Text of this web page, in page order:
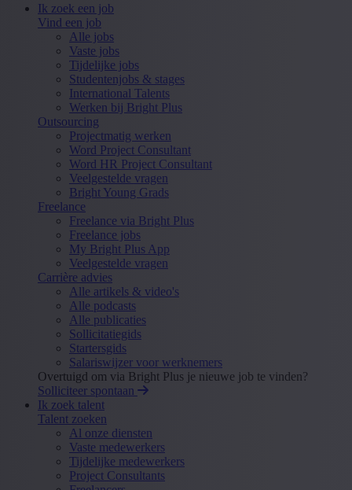
Ik zoek een job
Vind een job
Alle jobs
Vaste jobs
Tijdelijke jobs
Studentenjobs & stages
International Talents
Werken bij Bright Plus
Outsourcing
Projectmatig werken
Word Project Consultant
Word HR Project Consultant
Veelgestelde vragen
Bright Young Grads
Freelance
Freelance via Bright Plus
Freelance jobs
My Bright Plus App
Veelgestelde vragen
Carrière advies
Alle artikels & video's
Alle podcasts
Alle publicaties
Sollicitatiegids
Startersgids
Salariswijzer voor werknemers
Overtuigd om via Bright Plus je nieuwe job te vinden?
Solliciteer spontaan
Ik zoek talent
Talent zoeken
Al onze diensten
Vaste medewerkers
Tijdelijke medewerkers
Project Consultants